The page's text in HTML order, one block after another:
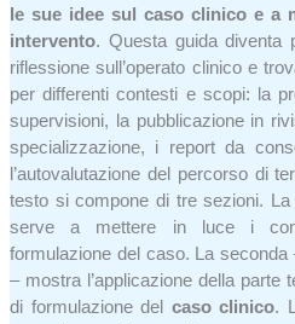
le sue idee sul caso clinico e a
intervento. Questa guida diventa
riflessione sull’operato clinico e
per differenti contesti e scopi: la
supervisioni, la pubblicazione in
specializzazione, i report da
l’autovalutazione del percorso di
testo si compone di tre sezioni.
serve a mettere in luce i
formulazione del caso. La
– mostra l’applicazione della parte
di formulazione del caso clinico.